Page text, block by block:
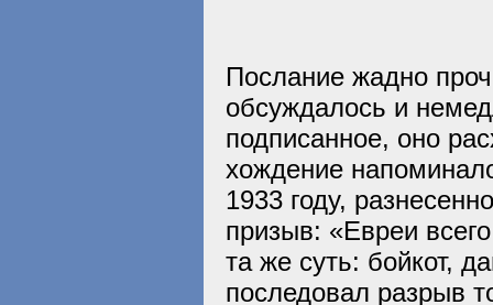
Послание жадно
обсуждалось и
подписанное, оно
хождение
1933 году,
призыв: «Евреи
та же суть: бойкот,
последовал разрыв